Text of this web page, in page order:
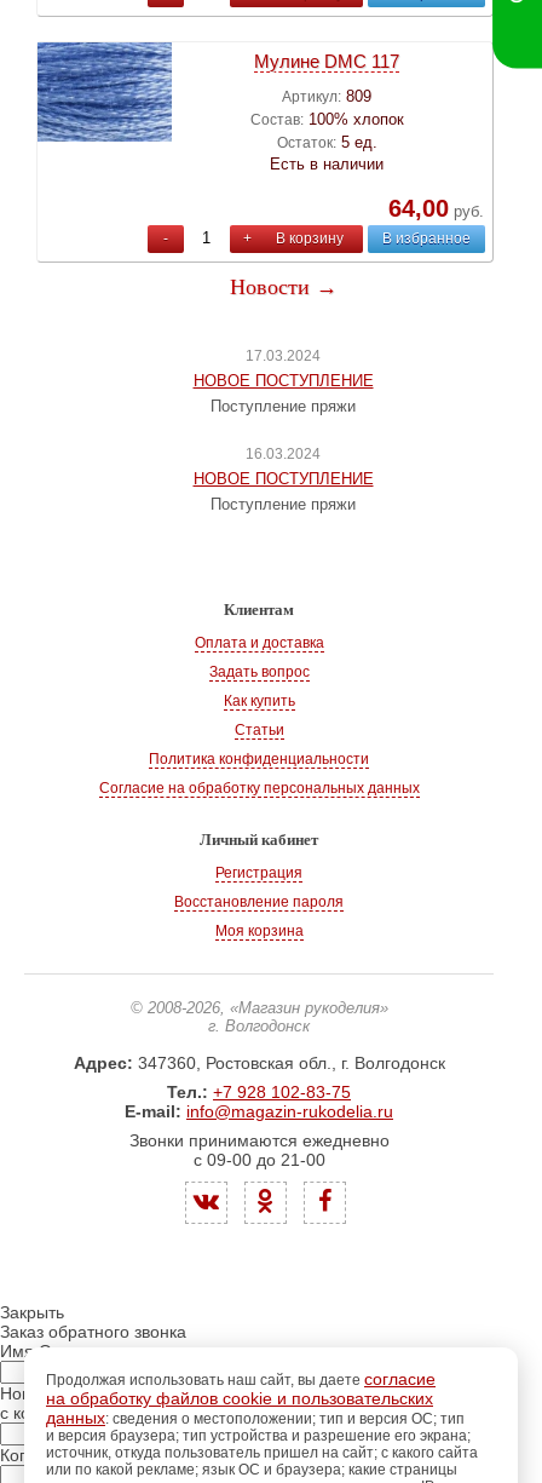
Мулине DMC 117
Артикул: 809
Состав: 100% хлопок
Остаток: 5 ед.
Есть в наличии
64,00руб.
- + В корзину В избранное
Новости →
17.03.2024
НОВОЕ ПОСТУПЛЕНИЕ
Поступление пряжи
16.03.2024
НОВОЕ ПОСТУПЛЕНИЕ
Поступление пряжи
Клиентам
Оплата и доставка
Задать вопрос
Как купить
Статьи
Политика конфиденциальности
Согласие на обработку персональных данных
Личный кабинет
Регистрация
Восстановление пароля
Моя корзина
© 2008-2026, «Магазин рукоделия»
г. Волгодонск
Адрес: 347360, Ростовская обл., г. Волгодонск
Тел.: +7 928 102-83-75
E-mail: info@magazin-rukodelia.ru
Звонки принимаются ежедневно
с 09-00 до 21-00
Продолжая использовать наш сайт, вы даете согласие
на обработку файлов cookie и пользовательских
данных: сведения о местоположении; тип и версия ОС; тип
и версия браузера; тип устройства и разрешение его экрана;
источник, откуда пользователь пришел на сайт; с какого сайта
или по какой рекламе; язык ОС и браузера; какие страницы
Закрыть
Заказ обратного звонка
Имя Отчество:
Номер телефона:
с кодом города
Когда позвонить?